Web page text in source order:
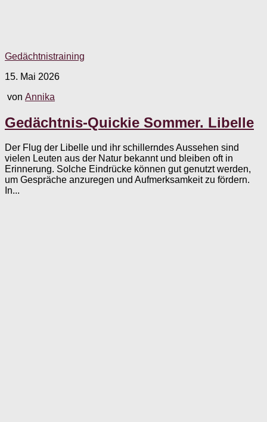
Gedächtnistraining
15. Mai 2026
von Annika
Gedächtnis-Quickie Sommer. Libelle
Der Flug der Libelle und ihr schillerndes Aussehen sind
vielen Leuten aus der Natur bekannt und bleiben oft in
Erinnerung. Solche Eindrücke können gut genutzt werden,
um Gespräche anzuregen und Aufmerksamkeit zu fördern.
In...